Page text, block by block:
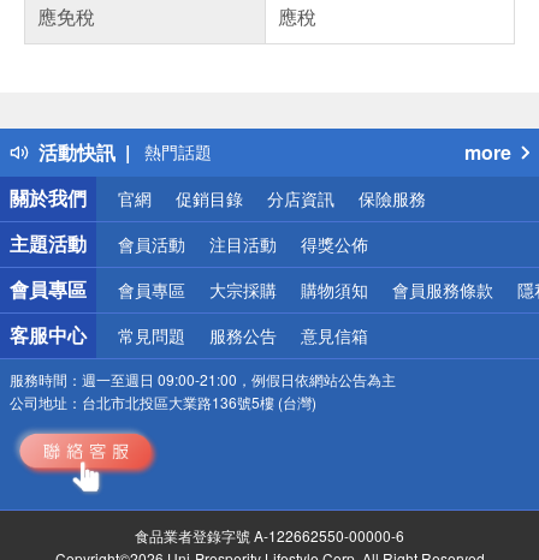
應免稅
應稅
活動快訊
得獎公告
熱門話題
銀行優惠
偏遠地區配送
詐騙網頁！請小心！
more
關於我們
官網 促銷目錄 分店資訊 保險服務
主題活動 會員活動 注目活動 得獎公佈
會員專區 會員專區 大宗採購 購物須知 會員服務條款 隱
客服中心 常見問題 服務公告 意見信箱
服務時間： 週一至週日 09:00-21:00，例假日依網站公告為主
公司地址： 台北市北投區大業路136號5樓 (台灣)
食品業者登錄字號 A-122662550-00000-6